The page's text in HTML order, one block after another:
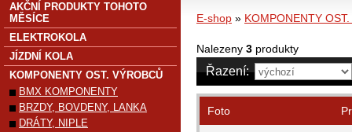
E-shop » KOMPONENTY
Nalezeny 3 produkty
Řazení:
Foto
AKČNÍ PRODUKTY TOHOTO
MĚSÍCE
ELEKTROKOLA
JÍZDNÍ KOLA
KOMPONENTY OST. VÝROBCŮ
BMX KOMPONENTY
BRZDY, BOVDENY, LANKA
DRÁTY, NIPLE